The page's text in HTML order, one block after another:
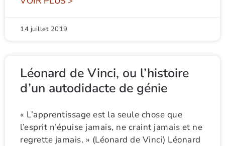
14 juillet 2019
Léonard de Vinci, ou l’histoire
d’un autodidacte de génie
« L’apprentissage est la seule chose que
l’esprit n’épuise jamais, ne craint jamais et ne
regrette jamais. » (Léonard de Vinci) Léonard